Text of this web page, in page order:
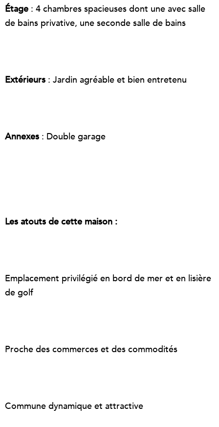
Étage : 4 chambres spacieuses dont une avec salle
de bains privative, une seconde salle de bains
Extérieurs : Jardin agréable et bien entretenu
Annexes : Double garage
Les atouts de cette maison :
Emplacement privilégié en bord de mer et en lisière
de golf
Proche des commerces et des commodités
Commune dynamique et attractive